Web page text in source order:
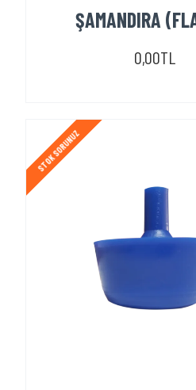
ŞAMANDIRA
0,00TL
STOK SORUNUZ